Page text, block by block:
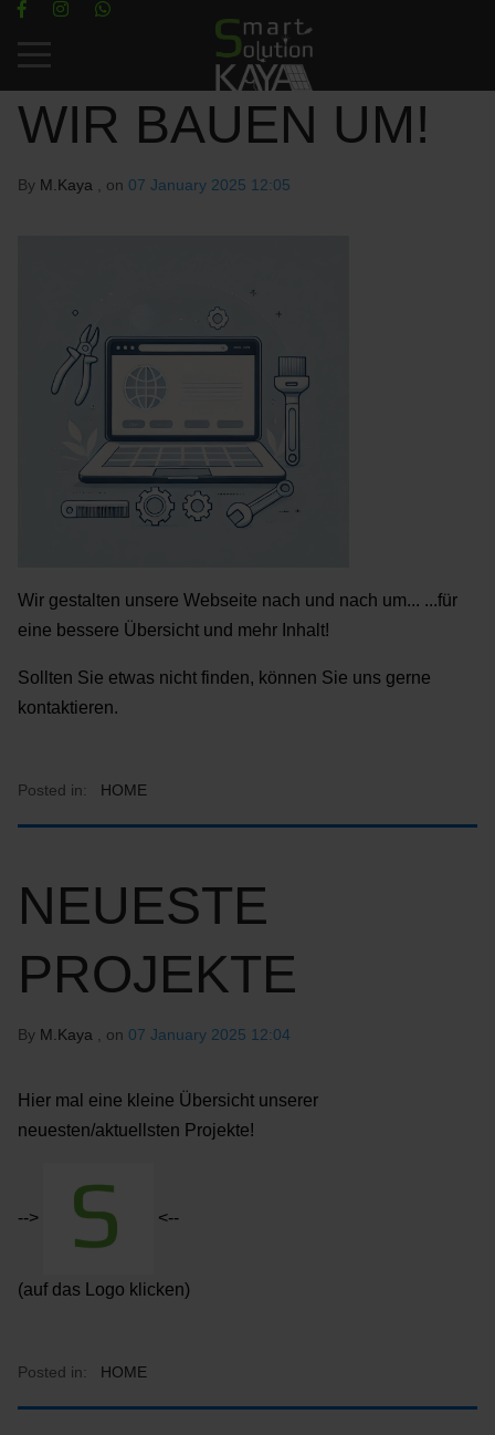
Mobile Menu Toggle
WIR BAUEN UM!
By M.Kaya , on 07 January 2025 12:05
Wir gestalten unsere Webseite nach und nach um... ...für
eine bessere Übersicht und mehr Inhalt!
Sollten Sie etwas nicht finden, können Sie uns gerne
kontaktieren.
Posted in: HOME
NEUESTE
PROJEKTE
By M.Kaya , on 07 January 2025 12:04
Hier mal eine kleine Übersicht unserer
neuesten/aktuellsten Projekte!
--> <--
(auf das Logo klicken)
Posted in: HOME